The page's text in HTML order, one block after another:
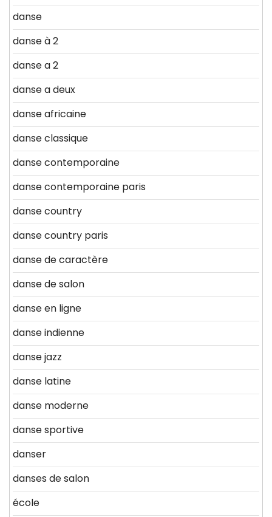
danse
danse à 2
danse a 2
danse a deux
danse africaine
danse classique
danse contemporaine
danse contemporaine paris
danse country
danse country paris
danse de caractère
danse de salon
danse en ligne
danse indienne
danse jazz
danse latine
danse moderne
danse sportive
danser
danses de salon
école